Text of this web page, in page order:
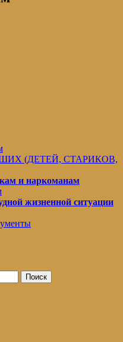
(ДЕТЕЙ, СТАРИКОВ,
и наркоманам
жизненной ситуации
Поиск